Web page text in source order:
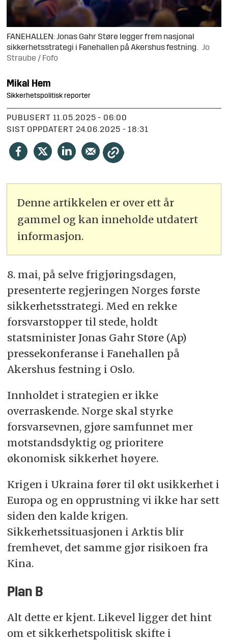
FANEHALLEN: Jonas Gahr Støre legger frem nasjonal
sikkerhetsstrategi i Fanehallen på Akershus festning. Jo
Straube / Fofo
Mikal Hem
Sikkerhetspolitisk reporter
PUBLISERT
11.05.2025 - 06:00
SIST OPPDATERT
24.06.2025 - 18:31
Denne artikkelen er over ett år
gammel og kan inneholde utdatert
informasjon.
8. mai, på selve frigjøringsdagen,
presenterte regjeringen Norges første
sikkerhetsstrategi. Med en rekke
forsvarstopper til stede, holdt
statsminister Jonas Gahr Støre (Ap)
pressekonferanse i Fanehallen på
Akershus festning i Oslo.
Innholdet i strategien er ikke
overraskende. Norge skal styrke
forsvarsevnen, gjøre samfunnet mer
motstandsdyktig og prioritere
økonomisk sikkerhet høyere.
Krigen i Ukraina fører til økt usikkerhet i
Europa og en opprustning vi ikke har sett
siden den kalde krigen.
Sikkerhetssituasjonen i Arktis blir
fremhevet, det samme gjør risikoen fra
Kina.
Plan B
Alt dette er kjent. Likevel ligger det hint
om et sikkerhetspolitisk skifte i